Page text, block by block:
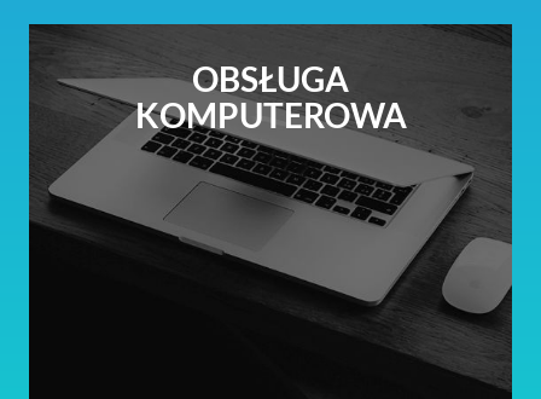
OBSŁUGA
KOMPUTEROWA